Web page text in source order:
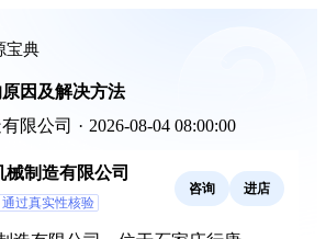
宝典
因及解决方法
限公司 · 2026-08-04 08:00:00
制造有限公司
通过真实性核验
咨询 进店